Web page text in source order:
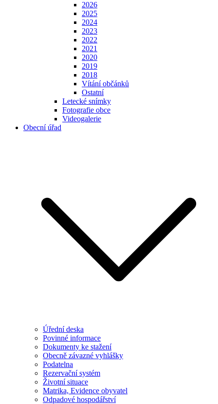
2026
2025
2024
2023
2022
2021
2020
2019
2018
Vítání občánků
Ostatní
Letecké snímky
Fotografie obce
Videogalerie
Obecní úřad
Úřední deska
Povinné informace
Dokumenty ke stažení
Obecně závazné vyhlášky
Podatelna
Rezervační systém
Životní situace
Matrika, Evidence obyvatel
Odpadové hospodářství